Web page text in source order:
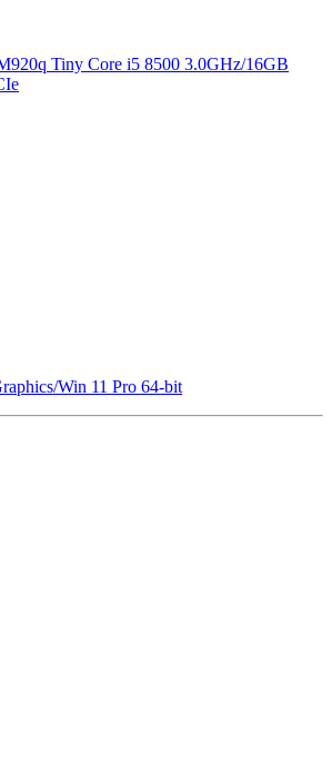
Tiny Core i5 8500 3.0GHz/16GB
Win 11 Pro 64-bit